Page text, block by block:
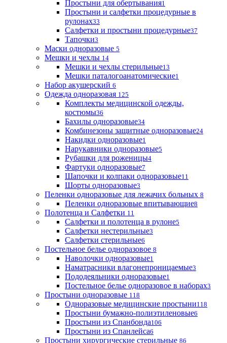
Простыни для обертывания1
Простыни и салфетки процедурные в
рулонах33
Салфетки и простыни процедурные37
Тапочки3
Маски одноразовые 5
Мешки и чехлы 14
Мешки и чехлы стерильные13
Мешки паталогоанатомические1
Набор акушерский 6
Одежда одноразовая 125
Комплекты медицинской одежды,
костюмы36
Бахилы одноразовые34
Комбинезоны защитные одноразовые24
Накидки одноразовые1
Нарукавники одноразовые5
Рубашки для роженицы4
Фартуки одноразовые7
Шапочки и колпаки одноразовые11
Шорты одноразовые3
Пеленки одноразовые для лежачих больных 8
Пеленки одноразовые впитывающие8
Полотенца и Салфетки 11
Салфетки и полотенца в рулоне5
Салфетки нестерильные3
Салфетки стерильные6
Постельное белье одноразовое 8
Наволочки одноразовые1
Наматрасники влагонепроницаемые3
Пододеяльники одноразовые1
Постельное белье одноразовое в наборах3
Простыни одноразовые 118
Одноразовые медицинские простыни118
Простыни бумажно-полиэтиленовые6
Простыни из Спанбонда106
Простыни из Спанлейса6
Простыни хирургические стерильные 86